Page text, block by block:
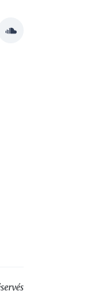
Soundcloud